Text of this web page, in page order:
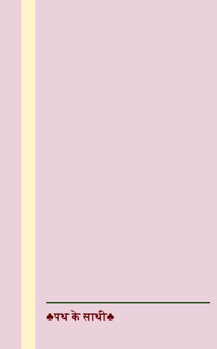
♣पथ के साथी♣